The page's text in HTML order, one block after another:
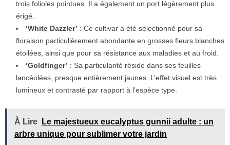
trois folioles pointues. Il a également un port légèrement plus
érigé.
‘White Dazzler’ : Ce cultivar a été sélectionné pour sa
floraison particulièrement abondante en grosses fleurs blanches
étoilées, ainsi que pour sa résistance aux maladies et au froid.
‘Goldfinger’ : Sa particularité réside dans ses feuilles
lancéolées, presque entièrement jaunes. L’effet visuel est très
lumineux et contrasté par rapport à l’espèce type.
À Lire
Le majestueux eucalyptus gunnii adulte : un
arbre unique pour sublimer votre jardin